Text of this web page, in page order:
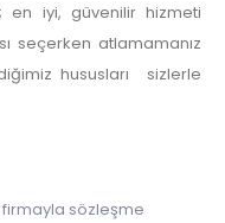
en iyi, güvenilir hizmeti
seçerken atlamamanız
hususları sizlerle
sözleşme